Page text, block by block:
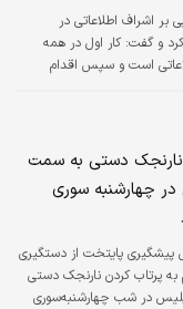
بر اشراف اطلاعاتی در
و گفت: کار اول در همه
است و سپس اقدام
شوند.
نارنجک دستی به سمت
چهارشنبه‌ سوری
پایتخت از دستگیری
پرتاب کردن نارنجک دستی
در شب چهارشنبه‌سوری